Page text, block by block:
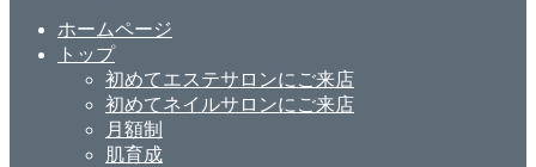
ホームページ
トップ
初めてエステサロンにご来店
初めてネイルサロンにご来店
月額制
肌育成